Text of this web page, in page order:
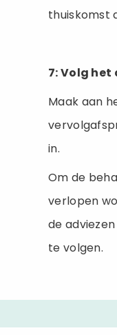
thuiskomst
7: Volg het
Maak aan
in.
Om de
verlopen
de
te volgen.